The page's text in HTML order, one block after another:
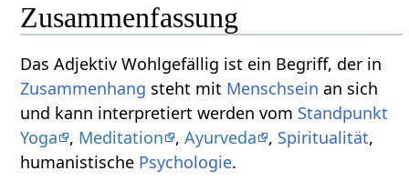
Zusammenfassung
Das Adjektiv Wohlgefällig‏‎ ist ein Begriff, der in
Zusammenhang steht mit Menschsein an sich
und kann interpretiert werden vom Standpunkt
Yoga
, Meditation ,Ayurveda , Spiritualität,
humanistische Psychologie.